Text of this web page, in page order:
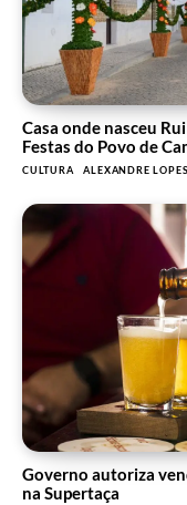
Casa onde nasceu
Festas do Povo de
CULTURA ALEXANDRE LOPES
Governo autoriza
na Supertaça